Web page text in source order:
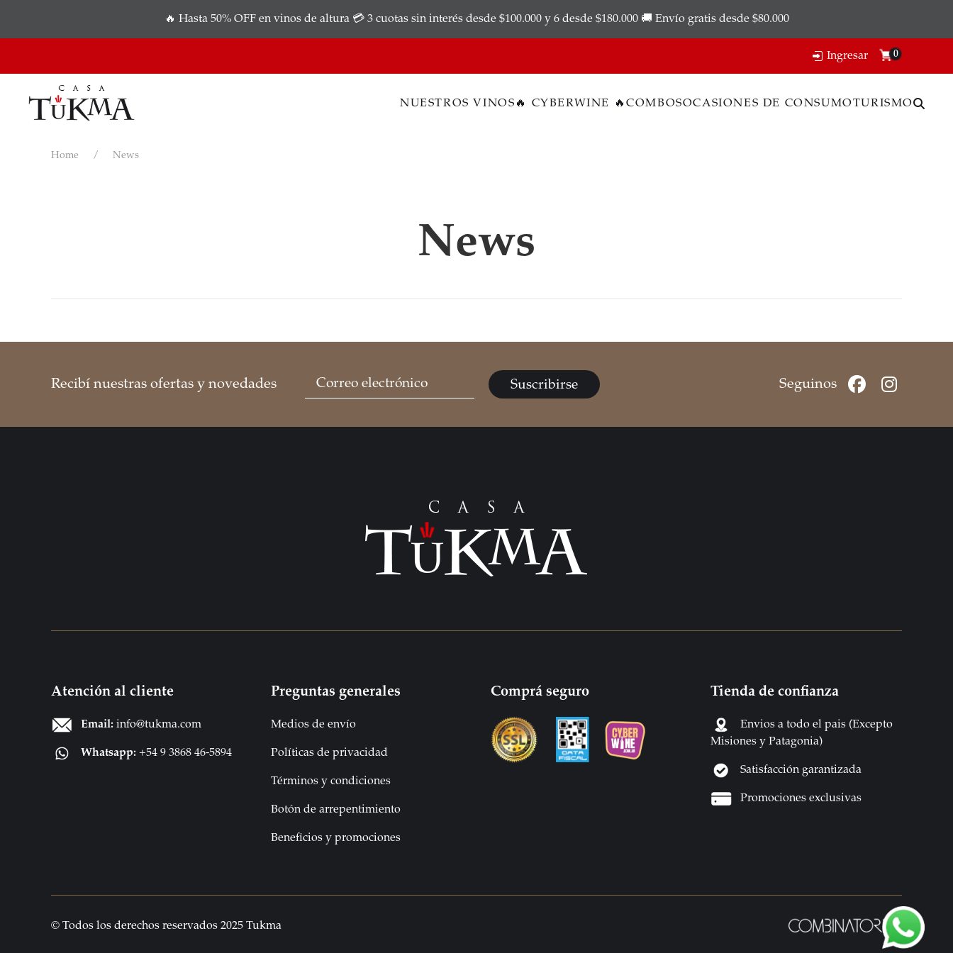
🔥 Hasta 50% OFF en vinos de altura 💳 3 cuotas sin interés desde $100.000 y 6 desde $180.000 🚚 Envío gratis desde $80.000
Ingresar 0
NUESTROS VINOS 🔥 CYBERWINE 🔥COMBOSOCASIONES DE CONSUMOTURISMO
Home News
News
Recibí nuestras ofertas y novedades Suscribirse Seguinos
Atención al cliente
Email: info@tukma.com
Whatsapp: +54 9 3868 46-5894
Preguntas generales
Medios de envío
Políticas de privacidad
Términos y condiciones
Botón de arrepentimiento
Beneficios y promociones
Comprá seguro Tienda de confianza
Envios a todo el pais (Excepto
Misiones y Patagonia)
Satisfacción garantizada
Promociones exclusivas
© Todos los derechos reservados 2025 Tukma